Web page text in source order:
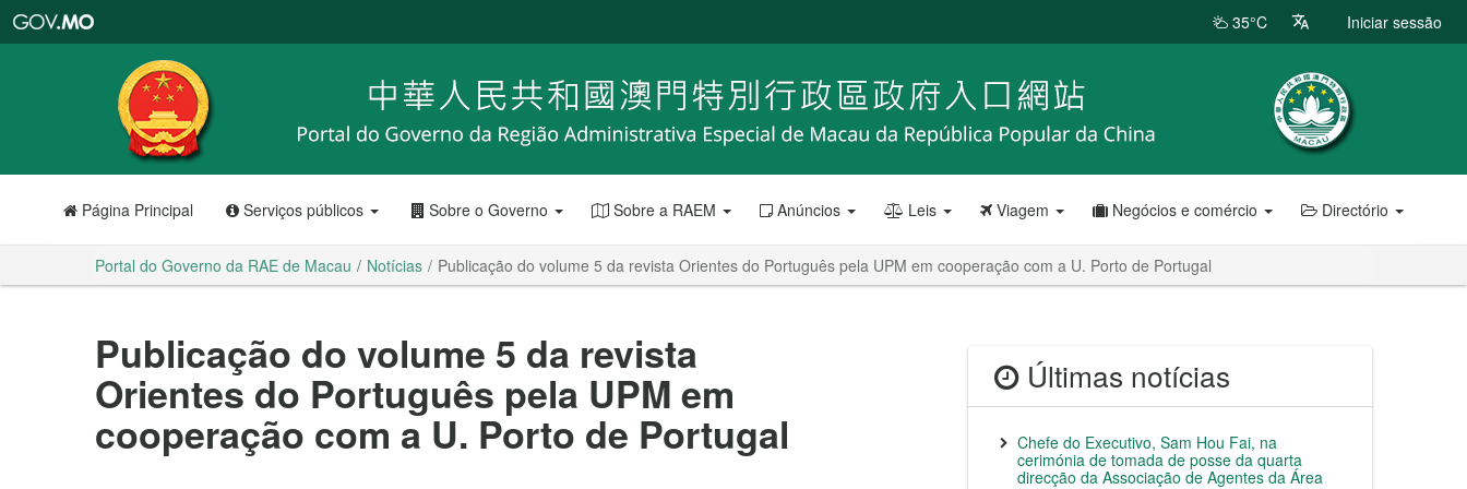
RAE
de
Macau
35°C Iniciar sessão
Página Principal Serviços públicos Sobre o Governo Sobre a RAEM Anúncios Leis Viagem Negócios e comércio Directório
Portal do Governo da RAE de Macau Notícias Publicação do volume 5 da revista Orientes do Português pela UPM em cooperação com a U. Porto de Portugal
Publicação do volume 5 da revista
Orientes do Português pela UPM em
cooperação com a U. Porto de Portugal
Últimas notícias
Chefe do Executivo, Sam Hou Fai, na
cerimónia de tomada de posse da quarta
direcção da Associação de Agentes da Área